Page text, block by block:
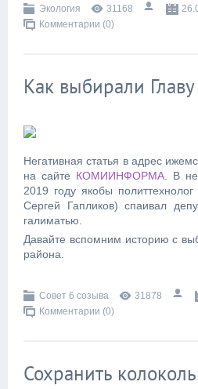
Экология 31168
Комментарии (0)
Как выбирали
Негативная статья в адрес
на сайте КОМИИНФОРМА . В
2019 году якобы
Сергей Гапликов) спаивал
галиматью.
Давайте вспомним историю с
района.
Совет 6 созыва 31878
Комментарии (0)
Сохранить